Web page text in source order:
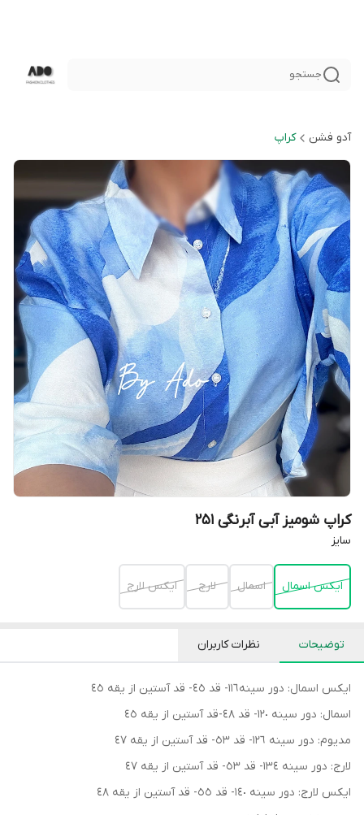
جستجو
آدو فشن کراپ
کراپ شومیز آبی آبرنگی 251
سایز
ایکس اسمال اسمال لارج ایکس لارج
توضیحات نظرات کاربران
ايكس اسمال: دور سينه١١٦- قد ٤٥- قد آستين از يقه ٤٥
اسمال: دور سينه ١٢٠- قد ٤٨-قد آستين از يقه ٤٥
مديوم: دور سينه ١٢٦- قد ٥٣- قد آستين از يقه ٤٧
لارج: دور سينه ١٣٤- قد ٥٣- قد آستين از يقه ٤٧
ايكس لارج: دور سينه ١٤٠- قد ٥٥- قد آستين از يقه ٤٨